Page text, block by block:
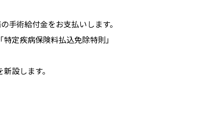
術給付金をお支払いします。
定疾病保険料払込免除特則」
設します。